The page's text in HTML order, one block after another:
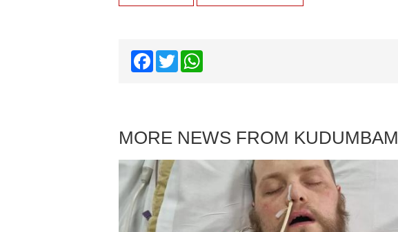
FacebookTwitter
MORE NEWS FROM KUDUMBAM